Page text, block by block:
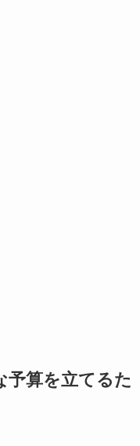
予算を立てるた